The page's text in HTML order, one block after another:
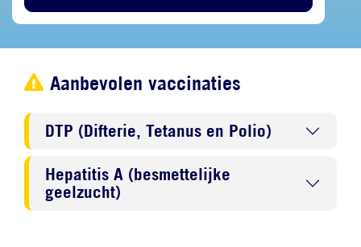
Aanbevolen vaccinaties
DTP (Difterie, Tetanus en Polio)
Hepatitis A (besmettelijke
geelzucht)